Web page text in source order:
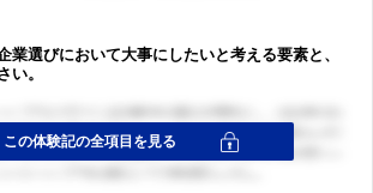
業選びにおいて大事にしたいと考える要素と、
い。